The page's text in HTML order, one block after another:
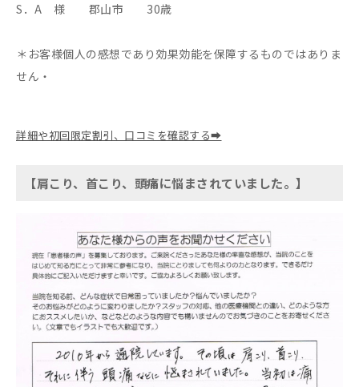
S．A 様 郡山市 30歳
＊お客様個人の感想であり効果効能を保障するものではありま
せん・
詳細や初回限定割引、口コミを確認する➡
【肩こり、首こり、頭痛に悩まされていました。】